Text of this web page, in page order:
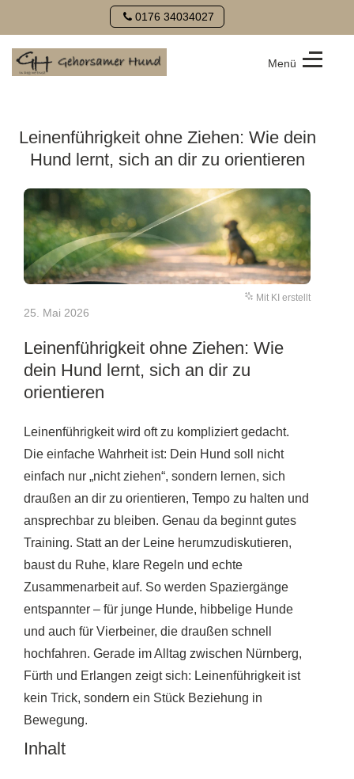
0176 34034027
Menü
Leinenführigkeit ohne Ziehen: Wie dein
Hund lernt, sich an dir zu orientieren
Mit KI erstellt
25. Mai 2026
Leinenführigkeit ohne Ziehen: Wie
dein Hund lernt, sich an dir zu
orientieren
Leinenführigkeit wird oft zu kompliziert gedacht.
Die einfache Wahrheit ist: Dein Hund soll nicht
einfach nur „nicht ziehen“, sondern lernen, sich
draußen an dir zu orientieren, Tempo zu halten und
ansprechbar zu bleiben. Genau da beginnt gutes
Training. Statt an der Leine herumzudiskutieren,
baust du Ruhe, klare Regeln und echte
Zusammenarbeit auf. So werden Spaziergänge
entspannter – für junge Hunde, hibbelige Hunde
und auch für Vierbeiner, die draußen schnell
hochfahren. Gerade im Alltag zwischen Nürnberg,
Fürth und Erlangen zeigt sich: Leinenführigkeit ist
kein Trick, sondern ein Stück Beziehung in
Bewegung.
Inhalt